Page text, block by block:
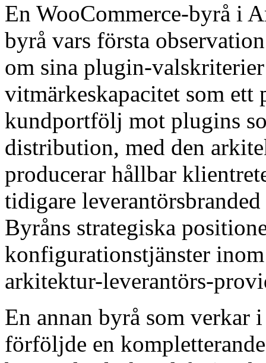
En WooCommerce-byrå i
byrå vars första
om sina plugin-
vitmärkeskapacitet som
kundportfölj mot plugins
distribution, med den
producerar hållbar
tidigare
Byråns strategiska
konfigurationstjänster
arkitektur-leverantörs-
En annan byrå som verkar
förföljde en